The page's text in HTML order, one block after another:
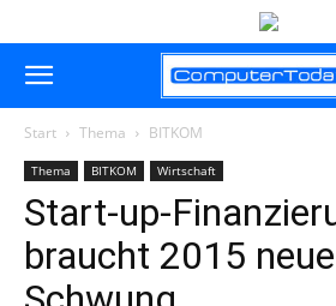
Start Thema BITKOM
Thema BITKOM Wirtschaft
Start-up-
braucht 2015